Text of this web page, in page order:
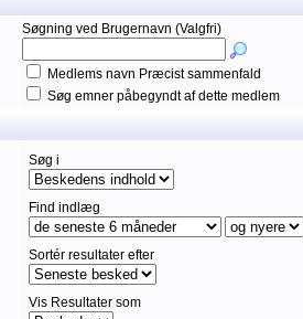
Søgning ved Brugernavn (Valgfri)
Medlems navn Præcist sammenfald
Søg emner påbegyndt af dette medlem
Søg i
Find indlæg
Sortér resultater efter
Vis Resultater som